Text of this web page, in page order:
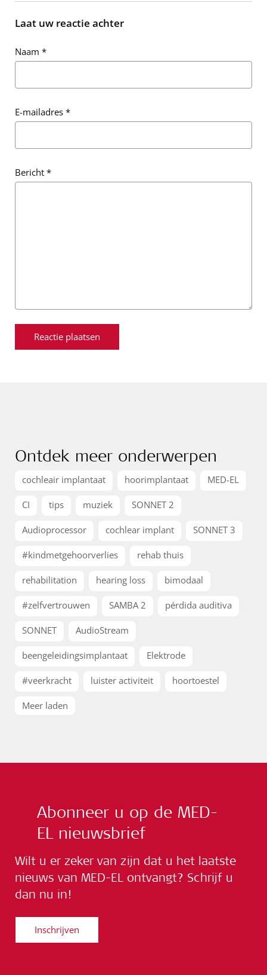
Laat uw reactie achter
Naam *
E-mailadres *
Bericht *
Ontdek meer onderwerpen
cochleair implantaat hoorimplantaat MED-EL
CI tips muziek SONNET 2
Audioprocessor cochlear implant SONNET 3
#kindmetgehoorverlies rehab thuis
rehabilitation hearing loss bimodaal
#zelfvertrouwen SAMBA 2 pérdida auditiva
SONNET AudioStream
beengeleidingsimplantaat Elektrode
#veerkracht luister activiteit hoortoestel
Meer laden
Abonneer u op de MED-
EL nieuwsbrief
Wilt u er zeker van zijn dat u het laatste
nieuws van MED-EL ontvangt? Schrijf u
dan nu in!
Inschrijven